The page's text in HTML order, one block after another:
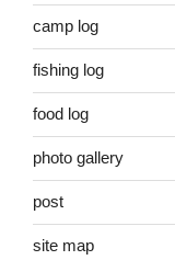
camp log
fishing log
food log
photo gallery
post
site map